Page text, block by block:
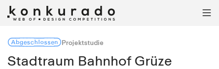

AbgeschlossenProjektstudie
Stadtraum Bahnhof Grüze